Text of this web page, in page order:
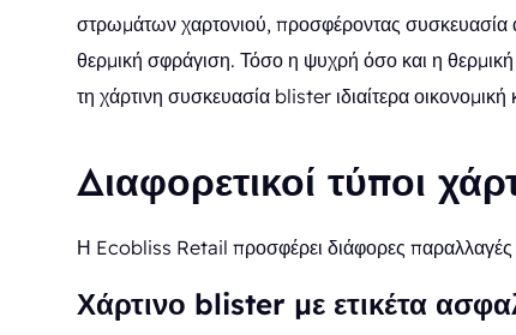
στρωμάτων χαρτονιού, προσφέροντας συσκευασία
θερμική σφράγιση. Τόσο η ψυχρή όσο και η
τη χάρτινη συσκευασία blister ιδιαίτερα
Διαφορετικοί τύποι
Η Ecobliss Retail προσφέρει διάφορες παραλλαγές
Χάρτινο blister με ετικέτα